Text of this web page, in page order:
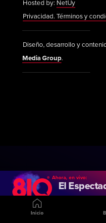
Inicio
Ahora, en vivo:
El
Hosted by: NetUy
Privacidad. Términos y
Diseño, desarrollo y
Media Group.